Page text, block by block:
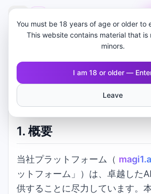
You must be 18 years of age or older to
This website contains material that is
minors.
I am 18 or older —
Leave
返金及び不正行為
1. 概要
当社プラットフォーム（
ットフォーム」）は、卓越した
供することに尽力しています。